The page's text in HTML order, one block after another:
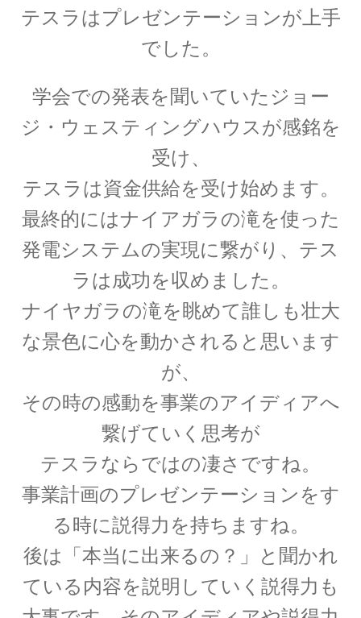
【光が横波であると説明しての偏向
や屈折を説明】
B・D・ジョゼフソン
【量子力学的効果をデバイスで具現化】
C・A・ドップラー
【ドップラー効果を定式化したオーストリア
人】
D・J・ボーム
_【マンハッタン計画に参画しボーム解釈を提唱】
E・O・ローレンス
【サイクロトロンを発明し人工放射
テスラはプレゼンテーションが上手
でした。
学会での発表を聞いていた ジョー
ジ・ウェスティングハウスが感銘を
受け、
テスラは資金供給を受け始めます。
最終的にはナイアガラの滝を使った
発電システムの実現に繋がり、 テス
ラは成功を収めました。
ナイヤガラの滝を眺めて誰しも壮大
な景色に心を動かされると思います
が、
その時の感動を事業のアイディアへ
繋げていく思考が
テスラならではの凄さですね。
事業計画のプレゼンテーションをす
る時に説得力を持ちますね。
後は「本当に出来るの？」と聞かれ
ている内容を説明していく説得力も